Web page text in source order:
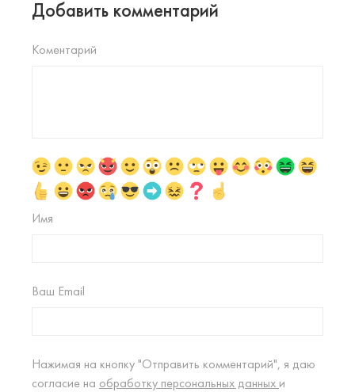
Добавить комментарий
Коментарий
Имя
Ваш Email
Нажимая на кнопку "Отправить комментарий", я даю
согласие на обработку персональных данных и